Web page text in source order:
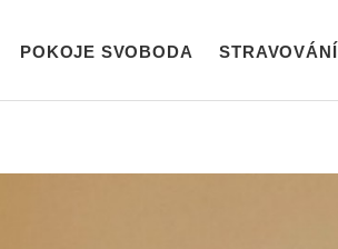
POKOJE SVOBODA STRAVOVÁNÍ